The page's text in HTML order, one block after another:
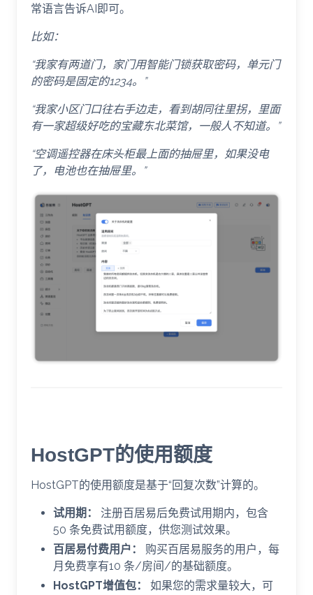
常语言告诉AI即可。
比如：
“我家有两道门，家门用智能门锁获取密码，单元门
的密码是固定的1234。”
“我家小区门口往右手边走，看到胡同往里拐，里面
有一家超级好吃的宝藏东北菜馆，一般人不知道。”
“空调遥控器在床头柜最上面的抽屉里，如果没电
了，电池也在抽屉里。”
HostGPT的使用额度
HostGPT的使用额度是基于“回复次数”计算的。
试用期：
注册百居易后免费试用期内，包含
50 条免费试用额度，供您测试效果。
百居易付费用户：
购买百居易服务的用户，每
月免费享有10 条/房间/的基础额度。
HostGPT增值包：
如果您的需求量较大，可